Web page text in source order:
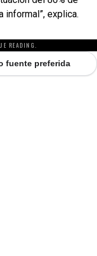
informal”, explica.
READING.
fuente preferida